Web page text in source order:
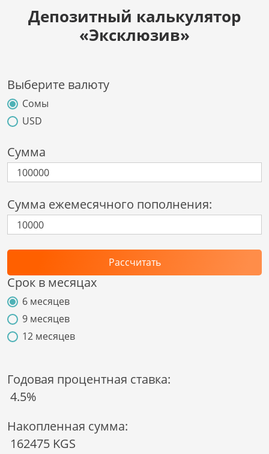
Депозитный калькулятор
«Эксклюзив»
Выберите валюту
Сомы
USD
Сумма
Сумма ежемесячного пополнения:
Рассчитать
Срок в месяцах
6 месяцев
9 месяцев
12 месяцев
Годовая процентная ставка:
4.5%
Накопленная сумма:
162475 KGS